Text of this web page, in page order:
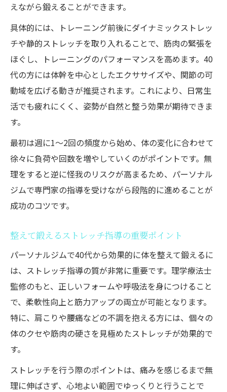
えながら鍛えることができます。
具体的には、トレーニング前後にダイナミックストレッ
チや静的ストレッチを取り入れることで、筋肉の緊張を
ほぐし、トレーニングのパフォーマンスを高めます。40
代の方には体幹を中心としたエクササイズや、関節の可
動域を広げる動きが推奨されます。これにより、日常生
活でも疲れにくく、姿勢が自然と整う効果が期待できま
す。
最初は週に1〜2回の頻度から始め、体の変化に合わせて
徐々に負荷や回数を増やしていくのがポイントです。無
理をすると逆に怪我のリスクが高まるため、パーソナル
ジムで専門家の指導を受けながら段階的に進めることが
成功のコツです。
整えて鍛えるストレッチ指導の重要ポイント
パーソナルジムで40代から効果的に体を整えて鍛えるに
は、ストレッチ指導の質が非常に重要です。理学療法士
監修のもと、正しいフォームや呼吸法を身につけること
で、柔軟性向上と筋力アップの両立が可能となります。
特に、肩こりや腰痛などの不調を抱える方には、個々の
体のクセや筋肉の硬さを見極めたストレッチが効果的で
す。
ストレッチを行う際のポイントは、痛みを感じるまで無
理に伸ばさず、心地よい範囲でゆっくりと行うことで